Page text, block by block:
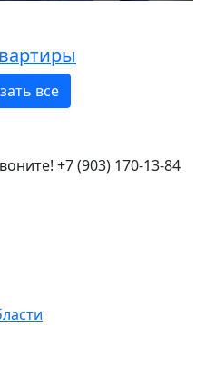
все
+7 (903) 170-13-84